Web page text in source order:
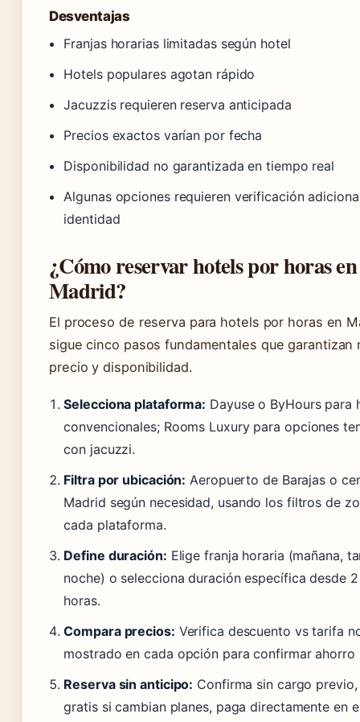
Desventajas
Franjas horarias limitadas según hotel
Hotels populares agotan rápido
Jacuzzis requieren reserva anticipada
Precios exactos varían por fecha
Disponibilidad no garantizada en tiempo real
Algunas opciones requieren verificación
identidad
¿Cómo reservar hotels por horas en
Madrid?
El proceso de reserva para hotels por horas en
sigue cinco pasos fundamentales que garantizan
precio y disponibilidad.
Selecciona plataforma: Dayuse o ByHours para
convencionales; Rooms Luxury para opciones
con jacuzzi.
Filtra por ubicación: Aeropuerto de Barajas o
Madrid según necesidad, usando los filtros de
cada plataforma.
Define duración: Elige franja horaria (mañana,
noche) o selecciona duración específica desde
horas.
Compara precios: Verifica descuento vs tarifa
mostrado en cada opción para confirmar ahorro
Reserva sin anticipo: Confirma sin cargo
gratis si cambian planes, paga directamente en